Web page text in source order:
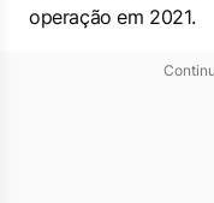
operação em 2021.